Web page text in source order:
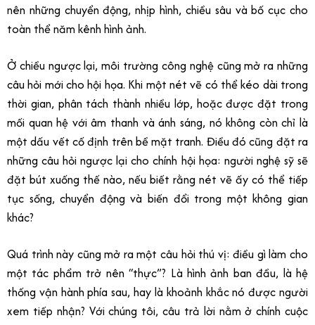
nên những chuyển động, nhịp hình, chiều sâu và bố cục cho
toàn thể năm kênh hình ảnh.
Ở chiều ngược lại, môi trường công nghệ cũng mở ra những
câu hỏi mới cho hội họa. Khi một nét vẽ có thể kéo dài trong
thời gian, phân tách thành nhiều lớp, hoặc được đặt trong
mối quan hệ với âm thanh và ánh sáng, nó không còn chỉ là
một dấu vết cố định trên bề mặt tranh. Điều đó cũng đặt ra
những câu hỏi ngược lại cho chính hội họa: người nghệ sỹ sẽ
đặt bút xuống thế nào, nếu biết rằng nét vẽ ấy có thể tiếp
tục sống, chuyển động và biến đổi trong một không gian
khác?
Quá trình này cũng mở ra một câu hỏi thú vị: điều gì làm cho
một tác phẩm trở nên “thực”? Là hình ảnh ban đầu, là hệ
thống vận hành phía sau, hay là khoảnh khắc nó được người
xem tiếp nhận? Với chúng tôi, câu trả lời nằm ở chính cuộc